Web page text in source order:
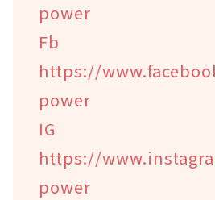
power
Fb
https://
power
IG
https://
power